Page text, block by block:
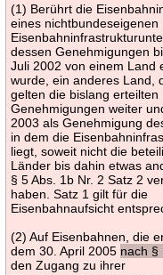
(1) Berührt die
eines nichtbundeseigenen
dessen Genehmigungen
Juli 2002 von einem Land
wurde, ein anderes Land,
gelten die bislang erteilten
Genehmigungen weiter
2003 als Genehmigung
in dem die
liegt, soweit nicht die
Länder bis dahin etwas
§ 5 Abs. 1b Nr. 2 Satz 2
haben. Satz 1 gilt für die
Eisenbahnaufsicht
(2) Auf Eisenbahnen, die
dem 30. April 2005 nach §
den Zugang zu ihrer